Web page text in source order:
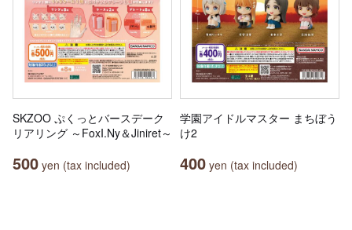
SKZOO ぷくっとバースデーク
リアリング ～FoxI.Ny＆Jiniret～
500 yen (tax included)
学園アイドルマスター まちぼう
け2
400 yen (tax included)